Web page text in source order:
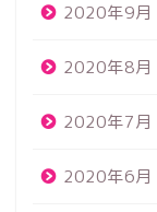
2020年9月
2020年8月
2020年7月
2020年6月